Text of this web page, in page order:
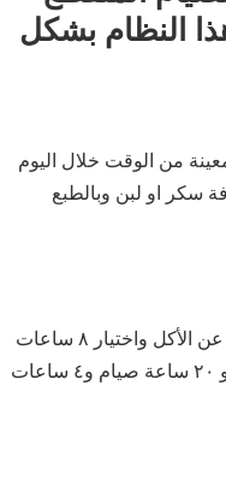
النظام بشكل
من الوقت خلال اليوم
سكر او لبن وبالطبع
هناك طرق كثيرة لاختيار مواعيد الأكل من افضلها الصيام ١٦ ساعة عن الأكل واختيار ٨ ساعات
للأكل ومن الممكن ان نختار صيام ١٩ ساعة وخمس ساعات اكل او ٢٠ ساعة صيام و٤ ساعات